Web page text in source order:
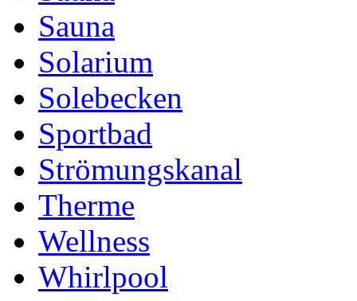
Sauna
Solarium
Solebecken
Sportbad
Strömungskanal
Therme
Wellness
Whirlpool